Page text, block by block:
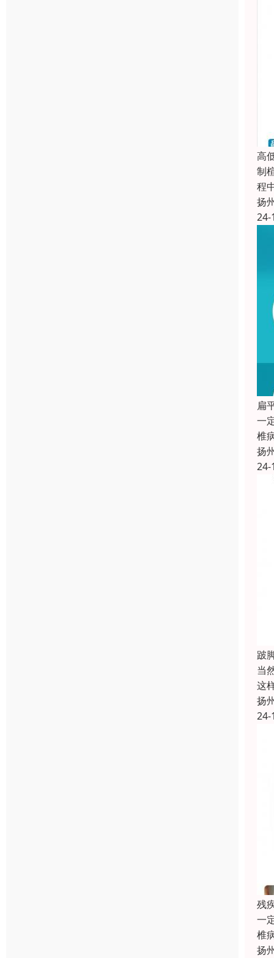
高
制
程
扬
24-
扁
一
椎
扬
24-
跛
当
这
扬
24-
残
一
椎
扬